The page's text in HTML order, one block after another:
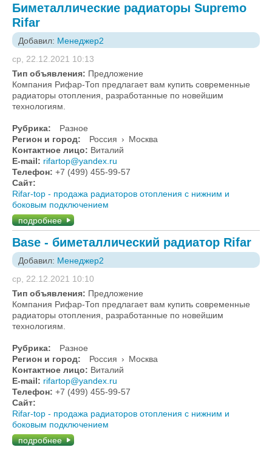
Биметаллические радиаторы Supremo
Rifar
Добавил: Менеджер2
ср, 22.12.2021 10:13
Тип объявления: Предложение
Компания Рифар-Топ предлагает вам купить современные
радиаторы отопления, разработанные по новейшим
технологиям.
Рубрика:
Разное
Регион и город:
Россия › Москва
Контактное лицо: Виталий
E-mail: rifartop@yandex.ru
Телефон: +7 (499) 455-99-57
Сайт:
Rifar-top - продажа радиаторов отопления с нижним и
боковым подключением
подробнее
Base - биметаллический радиатор Rifar
Добавил: Менеджер2
ср, 22.12.2021 10:10
Тип объявления: Предложение
Компания Рифар-Топ предлагает вам купить современные
радиаторы отопления, разработанные по новейшим
технологиям.
Рубрика:
Разное
Регион и город:
Россия › Москва
Контактное лицо: Виталий
E-mail: rifartop@yandex.ru
Телефон: +7 (499) 455-99-57
Сайт:
Rifar-top - продажа радиаторов отопления с нижним и
боковым подключением
подробнее